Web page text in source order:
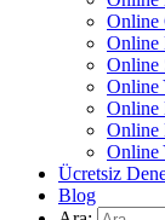
Online
Online
Online
Online
Online
Online
Online
Ücretsiz
Blog